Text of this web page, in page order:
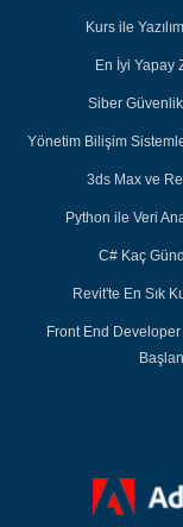
Kurs ile
En İyi Yapay
Siber
Yönetim Bilişim
3ds Max ve
Python ile Veri
C# Kaç
Revit'te En Sık
Front End